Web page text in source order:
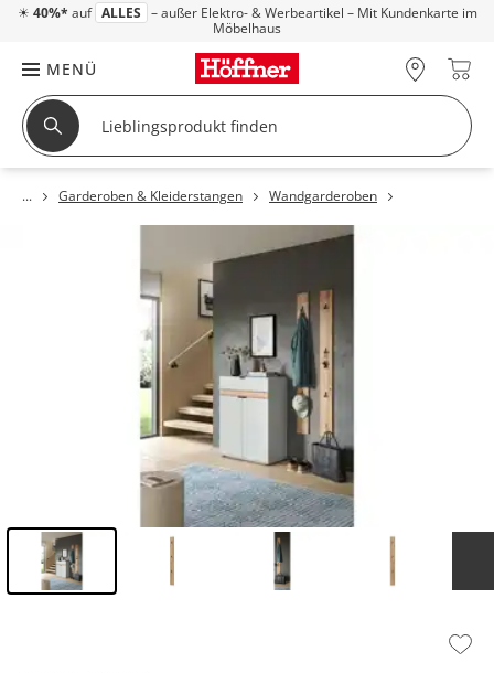
☀ 40%* auf ALLES – außer Elektro- & Werbeartikel – Mit Kundenkarte im
Möbelhaus
MENÜ
Garderoben & Kleiderstangen Wandgarderoben